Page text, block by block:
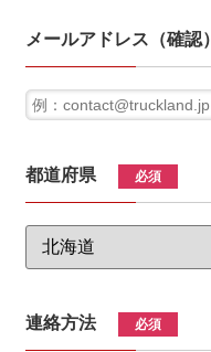
メールアドレス（確認）
都道府県 必須
連絡方法 必須